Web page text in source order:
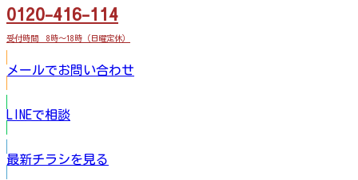
0120-416-114
受付時間 8時～18時（日曜定休）
メールでお問い合わせ
LINEで相談
最新チラシを見る